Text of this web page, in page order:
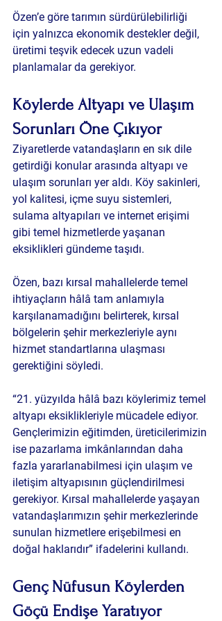
Özen’e göre tarımın sürdürülebilirliği
için yalnızca ekonomik destekler değil,
üretimi teşvik edecek uzun vadeli
planlamalar da gerekiyor.
Köylerde Altyapı ve Ulaşım
Sorunları Öne Çıkıyor
Ziyaretlerde vatandaşların en sık dile
getirdiği konular arasında altyapı ve
ulaşım sorunları yer aldı. Köy sakinleri,
yol kalitesi, içme suyu sistemleri,
sulama altyapıları ve internet erişimi
gibi temel hizmetlerde yaşanan
eksiklikleri gündeme taşıdı.
Özen, bazı kırsal mahallelerde temel
ihtiyaçların hâlâ tam anlamıyla
karşılanamadığını belirterek, kırsal
bölgelerin şehir merkezleriyle aynı
hizmet standartlarına ulaşması
gerektiğini söyledi.
“21. yüzyılda hâlâ bazı köylerimiz temel
altyapı eksiklikleriyle mücadele ediyor.
Gençlerimizin eğitimden, üreticilerimizin
ise pazarlama imkânlarından daha
fazla yararlanabilmesi için ulaşım ve
iletişim altyapısının güçlendirilmesi
gerekiyor. Kırsal mahallelerde yaşayan
vatandaşlarımızın şehir merkezlerinde
sunulan hizmetlere erişebilmesi en
doğal haklarıdır” ifadelerini kullandı.
Genç Nüfusun Köylerden
Göçü Endişe Yaratıyor